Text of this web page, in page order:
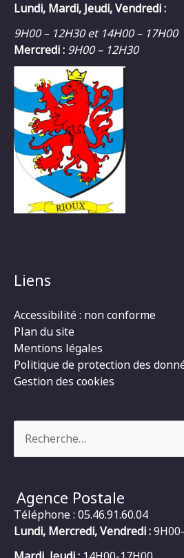
Lundi, Mardi, Jeudi, Vendredi :
9H00 – 12H30 et 14H00 – 17H00
Mercredi : 9H00 – 12H30
Liens
Accessibilité : non conforme
Plan du site
Mentions légales
Politique de protection des
Gestion des cookies
Agence Postale
Téléphone : 05.46.91.60.04
Lundi, Mercredi, Vendredi :